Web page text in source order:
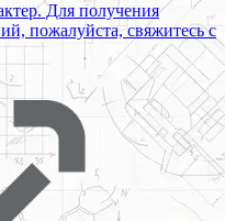
Для получения
пожалуйста, свяжитесь с